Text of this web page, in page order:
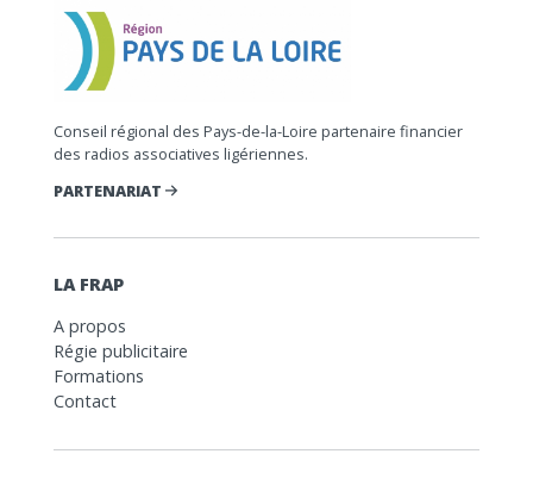
Conseil régional des Pays-de-la-Loire partenaire financier
des radios associatives ligériennes.
PARTENARIAT
LA FRAP
A propos
Régie publicitaire
Formations
Contact